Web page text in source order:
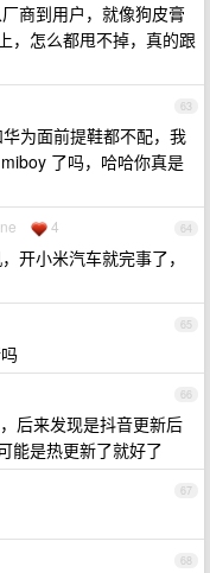
商到用户，就像狗皮膏
，怎么都甩不掉，真的跟
63
为面前提鞋都不配，我
了吗，哈哈你真是
64
4
开小米汽车就完事了，
65
66
后来发现是抖音更新后
能是热更新了就好了
67
68